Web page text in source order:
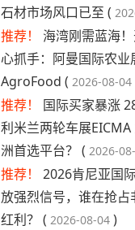
石材市场风口已至 (
推荐！
海湾刚需蓝海
心抓手：阿曼国际农
AgroFood ( 2026-08-04
推荐！
国际买家暴涨
利米兰两轮车展
洲首选平台？ ( 2026-
推荐！
2026肯尼亚国
放强烈信号，谁在抢占
红利？ ( 2026-08-04 )